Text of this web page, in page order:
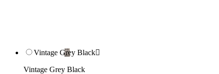
Vintage Grey Black
Vintage Grey Black